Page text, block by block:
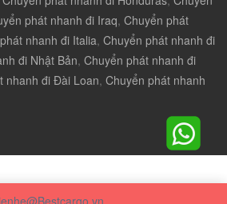
phát nhanh đi Iraq, Chuyển phát
nhanh đi Italia, Chuyển phát nhanh đi
đi Nhật Bản, Chuyển phát nhanh đi
nhanh đi Đài Loan, Chuyển phát nhanh